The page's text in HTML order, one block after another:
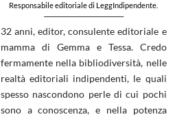
Responsabile editoriale di LeggIndipendente.
32 anni, editor, consulente editoriale e
mamma di Gemma e Tessa. Credo
fermamente nella bibliodiversità, nelle
realtà editoriali indipendenti, le quali
spesso nascondono perle di cui pochi
sono a conoscenza, e nella potenza